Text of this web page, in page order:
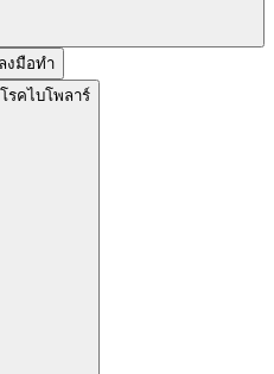
งมือทำ
รคไบโพลาร์